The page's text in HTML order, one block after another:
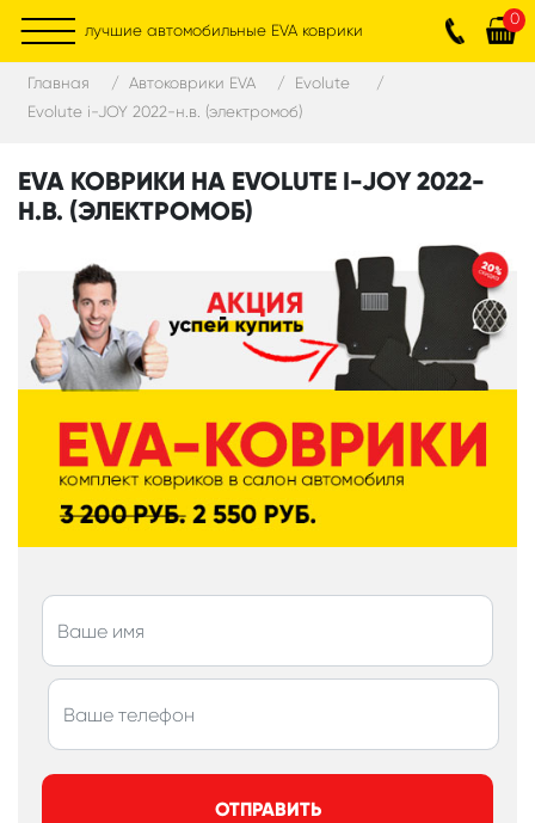
лучшие автомобильные EVA коврики
0
Главная Автоковрики EVA
Evolute
Evolute i-JOY 2022-н.в. (электромоб)
EVA КОВРИКИ НА EVOLUTE I-JOY 2022-
Н.В. (ЭЛЕКТРОМОБ)
ОТПРАВИТЬ